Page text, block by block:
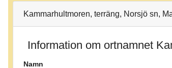
Kammarhultmoren, terräng, Norsjö sn,
Information om ortnamnet
Namn